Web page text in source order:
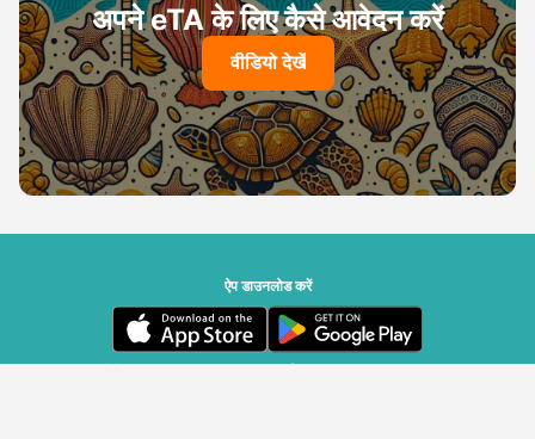
अपने eTA के लिए कैसे आवेदन करें
वीडियो देखें
ऐप डाउनलोड करें